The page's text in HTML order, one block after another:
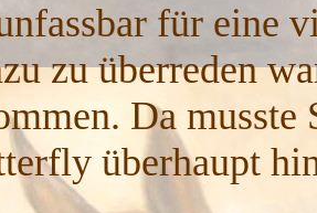
für eine
zu überreden
Da musste
überhaupt